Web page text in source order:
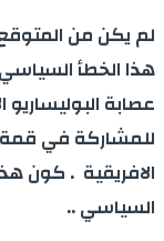
لم يكن من
هذا الخطأ
عصابة
الافريقية . كون
السياسي ..